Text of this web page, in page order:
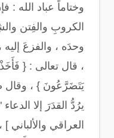
وختاماً عباد الله :
الكروبِ والفِتن
وحدَه ، والفزعَ إليه
، قال تعالى : {
يَتَضَرَّعُونَ } ، وقال
يرُدُّ القدَرَ إلا
العراقي